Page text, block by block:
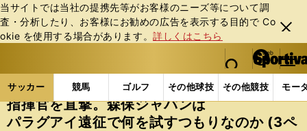
当サイトでは当社の提携先等がお客様のニーズ等について調
査・分析したり、お客様にお勧めの広告を表⽰する⽬的で Co
okie を使⽤する場合があります。詳しくはこちら
閉じ
る
web Sportiva (webスポルティーバ)
検索
マイペ
ー
ジ
メニュ
サッカー 競馬 ゴルフ その他球技 その他競技 モー
ス
ポ
ル
サッカーの記事一覧 サッカー代表 日本代表 指
指揮官を直撃。森保ジャパンは
パラグアイ遠征で何を試すつもりなのか (3ペ